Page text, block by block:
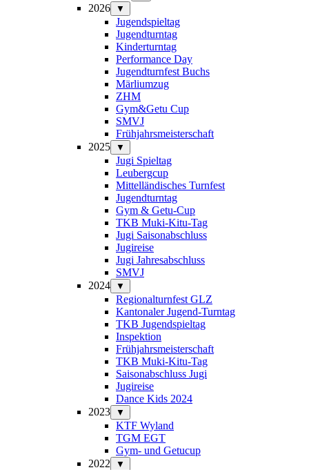
2026 ▼
Jugendspieltag
Jugendturntag
Kinderturntag
Performance Day
Jugendturnfest Buchs
Märliumzug
ZHM
Gym&Getu Cup
SMVJ
Frühjahrsmeisterschaft
2025
▼
Jugi Spieltag
Leubergcup
Mittelländisches Turnfest
Jugendturntag
Gym & Getu-Cup
TKB Muki-Kitu-Tag
Jugi Saisonabschluss
Jugireise
Jugi Jahresabschluss
SMVJ
2024
▼
Regionalturnfest GLZ
Kantonaler Jugend-Turntag
TKB Jugendspieltag
Inspektion
Frühjahrsmeisterschaft
TKB Muki-Kitu-Tag
Saisonabschluss Jugi
Jugireise
Dance Kids 2024
2023
▼
KTF Wyland
TGM EGT
Gym- und Getucup
2022
▼